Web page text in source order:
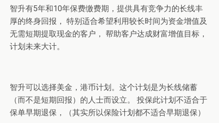
智升有5年和10年保费缴费期，提供具有竞争力的长线丰
厚的终身回报， 特别适合希望利用较长时间为资金增值及
无需短期提取现金的客户， 帮助客户达成财富增值目标，
计划未来大计。
智升可以选择美金，港币计划。这个计划是为长线储蓄
（而不是短期回报）的人士而设立。 投保此计划不适合于
保单早期退保，（其实所以保险计划都不适合早期退保）